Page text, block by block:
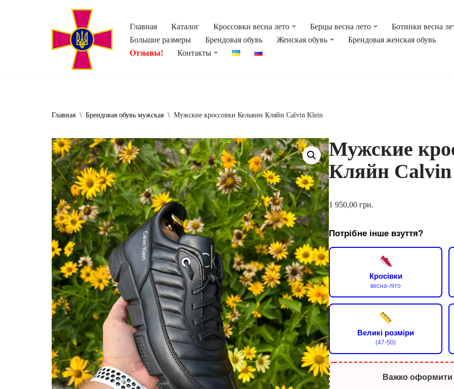
Главная Каталог Кроссовки весна лето Берцы весна лето
Ботинки весна
Большие размеры
Брендовая обувь Женская обувь
Брендовая женская обувь
Отзывы!
Контакты
Главная \ Брендовая обувь мужская \ Мужские кроссовки Кельвин Кляйн Calvin Klein
Мужские
Кляйн
1 950,00грн.
Потрібне інше взуття?
Кросівки
весна-літо
Великі розміри
(47-50)
Важко оформити